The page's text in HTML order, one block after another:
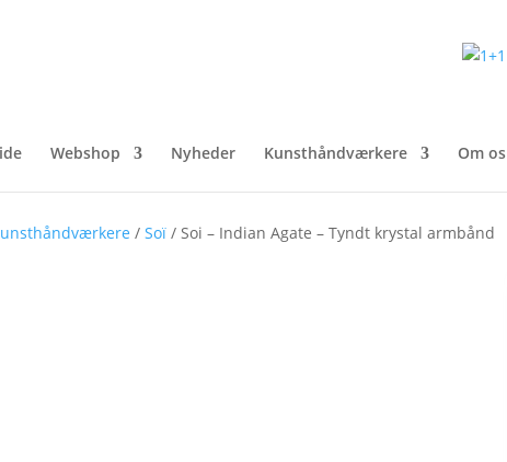
Webshop Nyheder Kunsthåndværkere Om os
/Soï / Soi – Indian Agate – Tyndt krystal armbånd